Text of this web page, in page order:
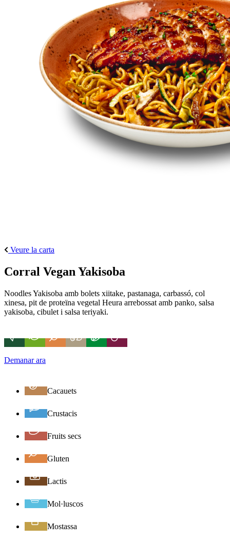
Veure la carta
Corral Vegan Yakisoba
Noodles Yakisoba amb bolets xiitake, pastanaga, carbassó, col
xinesa, pit de proteïna vegetal Heura arrebossat amb panko, salsa
yakisoba, cibulet i salsa teriyaki.
Demanar ara
Cacauets
Crustacis
Fruits secs
Gluten
Lactis
Mol·luscos
Mostassa